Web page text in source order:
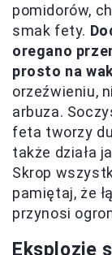
pomidorów,
smak fety.
oregano
prosto na
orzeźwieniu,
arbuza.
feta tworzy
także działa
Skrop
pamiętaj, że
przynosi
Eksplozje